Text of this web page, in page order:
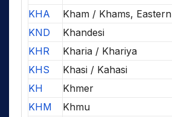
KHA
Kham / Khams, Eastern
KND
Khandesi
KHR
Kharia / Khariya
KHS
Khasi / Kahasi
KH
Khmer
KHM
Khmu